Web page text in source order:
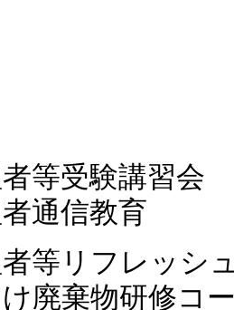
等受験講習会
通信教育
等リフレッシ
廃棄物研修コ